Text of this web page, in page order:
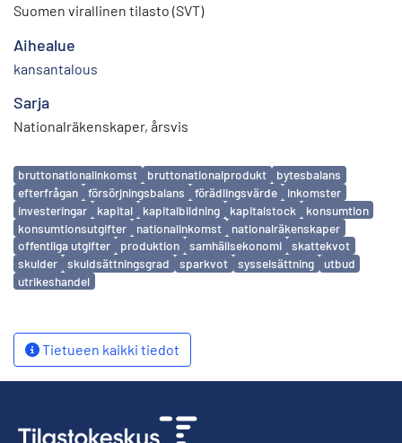
Suomen virallinen tilasto (SVT)
Aihealue
kansantalous
Sarja
Nationalräkenskaper, årsvis
Avainsanat
bruttonationalinkomst bruttonationalprodukt
bytesbalans
efterfrågan
försörjningsbalans förädlingsvärde
inkomster
investeringar
kapital kapitalbildning kapitalstock
konsumtion
konsumtionsutgifter
nationalinkomst
nationalräkenskaper
offentliga utgifter
produktion samhällsekonomi
skattekvot
skulder
skuldsättningsgrad sparkvot sysselsättning
utbud
utrikeshandel
Tietueen kaikki tiedot